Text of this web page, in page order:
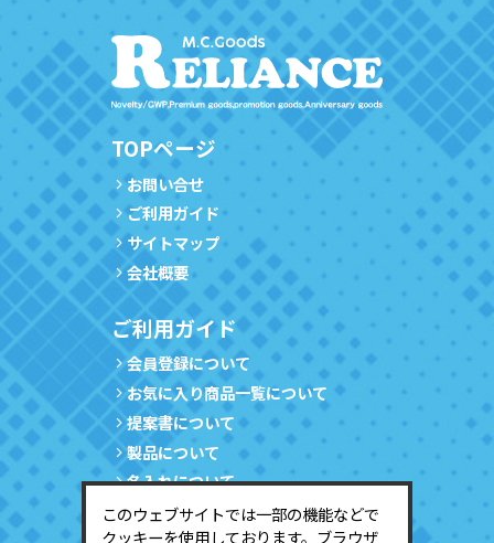
TOPページ
お問い合せ
ご利用ガイド
サイトマップ
会社概要
ご利用ガイド
会員登録について
お気に入り商品一覧について
提案書について
製品について
名入れについて
サンプルについて
このウェブサイトでは一部の機能などで
クッキーを使用しております。ブラウザ